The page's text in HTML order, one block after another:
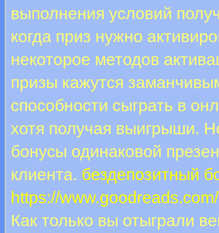
выполнения условий
когда приз нужно
некоторое методов
призы кажутся
способности сыграть в
хотя получая выигрыши.
бонусы одинаковой
клиента. бездепозитный
https://
Как только вы отыграли